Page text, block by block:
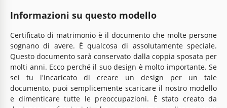
Informazioni su questo modello
Certificato di matrimonio è il documento che molte persone
sognano di avere. È qualcosa di assolutamente speciale.
Questo documento sarà conservato dalla coppia sposata per
molti anni. Ecco perché il suo design è molto importante. Se
sei tu l'incaricato di creare un design per un tale
documento, puoi semplicemente scaricare il nostro modello
e dimenticare tutte le preoccupazioni. È stato creato da